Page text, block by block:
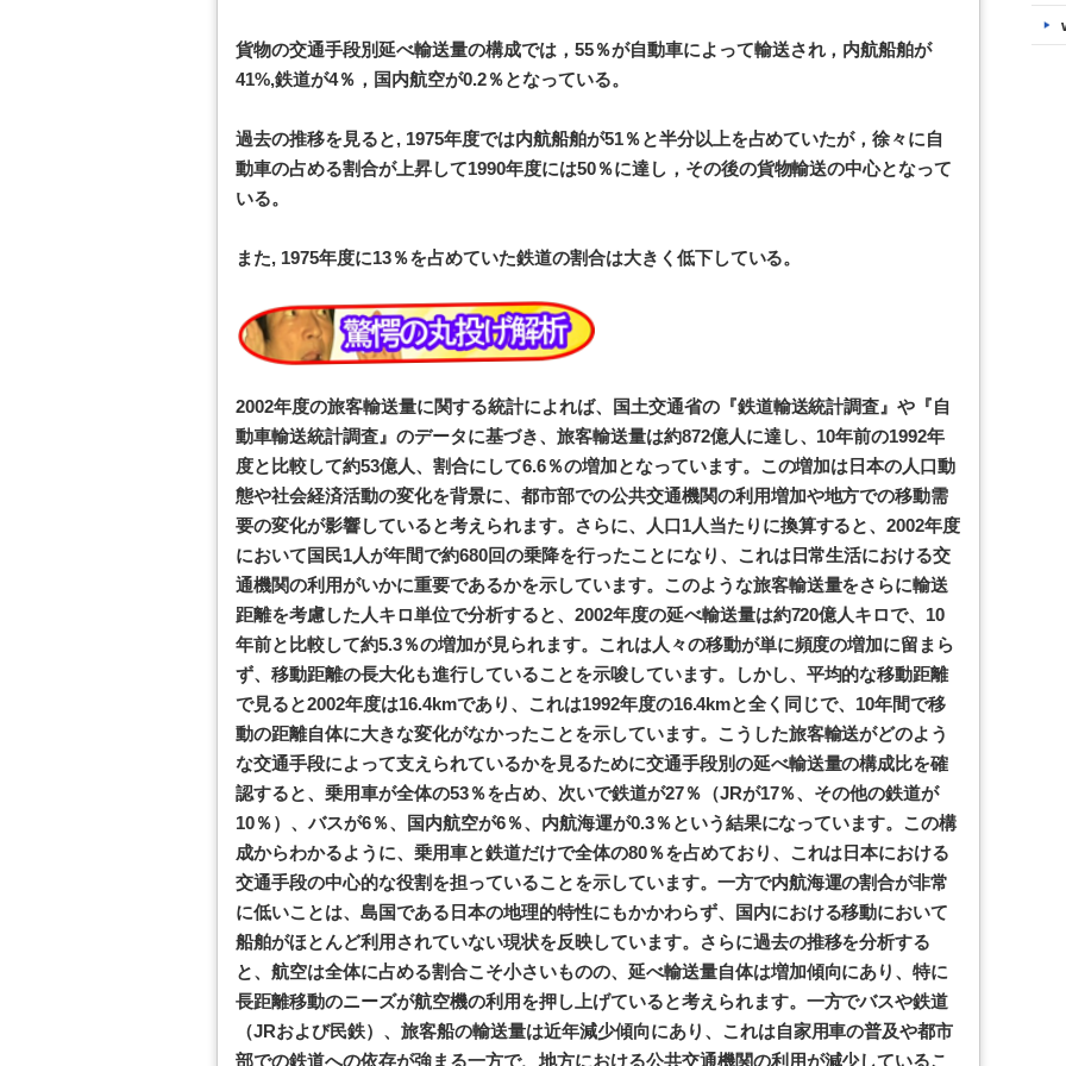
貨物の交通手段別延べ輸送量の構成では，55％が自動車によって輸送され，内航船舶が
41%,鉄道が4％，国内航空が0.2％となっている。
過去の推移を見ると, 1975年度では内航船舶が51％と半分以上を占めていたが，徐々に自
動車の占める割合が上昇して1990年度には50％に達し，その後の貨物輸送の中心となって
いる。
また, 1975年度に13％を占めていた鉄道の割合は大きく低下している。
2002年度の旅客輸送量に関する統計によれば、国土交通省の『鉄道輸送統計調査』や『自
動車輸送統計調査』のデータに基づき、旅客輸送量は約872億人に達し、10年前の1992年
度と比較して約53億人、割合にして6.6％の増加となっています。この増加は日本の人口動
態や社会経済活動の変化を背景に、都市部での公共交通機関の利用増加や地方での移動需
要の変化が影響していると考えられます。さらに、人口1人当たりに換算すると、2002年度
において国民1人が年間で約680回の乗降を行ったことになり、これは日常生活における交
通機関の利用がいかに重要であるかを示しています。このような旅客輸送量をさらに輸送
距離を考慮した人キロ単位で分析すると、2002年度の延べ輸送量は約720億人キロで、10
年前と比較して約5.3％の増加が見られます。これは人々の移動が単に頻度の増加に留まら
ず、移動距離の長大化も進行していることを示唆しています。しかし、平均的な移動距離
で見ると2002年度は16.4kmであり、これは1992年度の16.4kmと全く同じで、10年間で移
動の距離自体に大きな変化がなかったことを示しています。こうした旅客輸送がどのよう
な交通手段によって支えられているかを見るために交通手段別の延べ輸送量の構成比を確
認すると、乗用車が全体の53％を占め、次いで鉄道が27％（JRが17％、その他の鉄道が
10％）、バスが6％、国内航空が6％、内航海運が0.3％という結果になっています。この構
成からわかるように、乗用車と鉄道だけで全体の80％を占めており、これは日本における
交通手段の中心的な役割を担っていることを示しています。一方で内航海運の割合が非常
に低いことは、島国である日本の地理的特性にもかかわらず、国内における移動において
船舶がほとんど利用されていない現状を反映しています。さらに過去の推移を分析する
と、航空は全体に占める割合こそ小さいものの、延べ輸送量自体は増加傾向にあり、特に
長距離移動のニーズが航空機の利用を押し上げていると考えられます。一方でバスや鉄道
（JRおよび民鉄）、旅客船の輸送量は近年減少傾向にあり、これは自家用車の普及や都市
部での鉄道への依存が強まる一方で、地方における公共交通機関の利用が減少しているこ